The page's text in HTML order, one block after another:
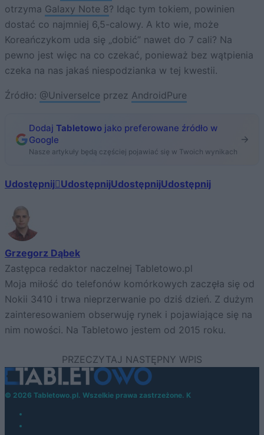
otrzyma Galaxy Note 8? Idąc tym tokiem, powinien
dostać co najmniej 6,5-calowy. A kto wie, może
Koreańczykom uda się „dobić” nawet do 7 cali? Na
pewno jest więc na co czekać, ponieważ bez wątpienia
czeka na nas jakaś niespodzianka w tej kwestii.
Źródło: @UniverseIce przez AndroidPure
Dodaj Tabletowo jako preferowane źródło w
Google
Nasze artykuły będą częściej pojawiać się w Twoich wynikach
Udostępnij UdostępnijUdostępnijUdostępnij
Grzegorz Dąbek
Zastępca redaktor naczelnej Tabletowo.pl
Moja miłość do telefonów komórkowych zaczęła się od
Nokii 3410 i trwa nieprzerwanie po dziś dzień. Z dużym
zainteresowaniem obserwuję rynek i pojawiające się na
nim nowości. Na Tabletowo jestem od 2015 roku.
© 2026 Tabletowo.pl. Wszelkie prawa zastrzeżone. K